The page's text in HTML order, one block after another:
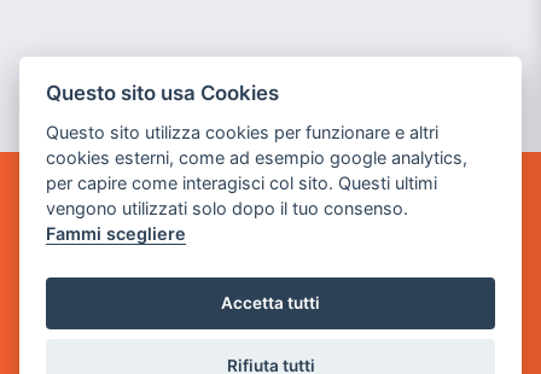
GAME WARP
BY POWER GAME SRL
Sede Legale
via Villaggio dei Platani, 3
- 25014 Castenedolo, Brescia
Questo sito usa Cookies
Questo sito utilizza cookies per funzionare e altri
cookies esterni, come ad esempio google analytics,
per capire come interagisci col sito. Questi ultimi
vengono utilizzati solo dopo il tuo consenso.
Fammi scegliere
Accetta tutti
Rifiuta tutti